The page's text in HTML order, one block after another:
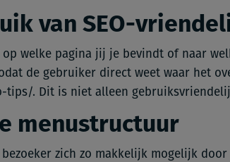
van SEO-
op welke pagina jij je bevindt of naar
de gebruiker direct weet waar het
tips/. Dit is niet alleen
menustructuur
zich zo makkelijk mogelijk